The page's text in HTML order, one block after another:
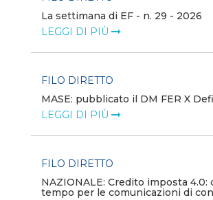
La settimana di EF - n. 29 - 2026
LEGGI DI PIÙ
FILO DIRETTO
MASE: pubblicato il DM FER X
LEGGI DI PIÙ
FILO DIRETTO
NAZIONALE: Credito imposta 4.0:
tempo per le comunicazioni di